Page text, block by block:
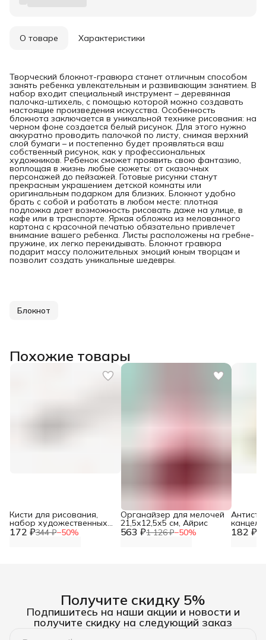
О товаре Характеристики
Творческий блокнот-гравюра станет отличным способом
занять ребенка увлекательным и развивающим занятием. В
набор входит специальный инструмент – деревянная
палочка-штихель, с помощью которой можно создавать
настоящие произведения искусства. Особенность
блокнота заключается в уникальной технике рисования: на
черном фоне создается белый рисунок. Для этого нужно
аккуратно проводить палочкой по листу, снимая верхний
слой бумаги – и постепенно будет проявляться ваш
собственный рисунок, как у профессиональных
художников. Ребенок сможет проявить свою фантазию,
воплощая в жизнь любые сюжеты: от сказочных
персонажей до пейзажей. Готовые рисунки станут
прекрасным украшением детской комнаты или
оригинальным подарком для близких. Блокнот удобно
брать с собой и работать в любом месте: плотная
подложка дает возможность рисовать даже на улице, в
кафе или в транспорте. Яркая обложка из мелованного
картона с красочной печатью обязательно привлечет
внимание вашего ребенка. Листы расположены на гребне-
пружине, их легко перекидывать. Блокнот гравюра
подарит массу положительных эмоций юным творцам и
позволит создать уникальные шедевры.
Блокнот
Похожие товары
172 ₽344 ₽−50%
Кисти для рисования,
набор художественных
кистей из нейлона № 2, 4, 563 ₽1 126 ₽−50%
Органайзер для мелочей
21,5х12,5х5 см, Айрис
182 ₽
Получите скидку 5%
Подпишитесь на наши акции и новости и
получите скидку на следующий заказ